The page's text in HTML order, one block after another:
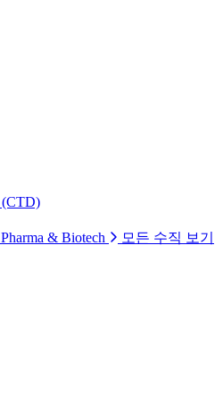
(CTD)
Pharma & Biotech
모든 수직 보기